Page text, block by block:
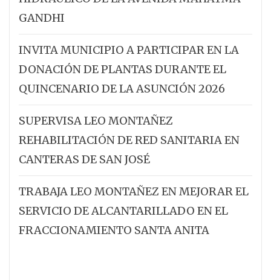
GANDHI
INVITA MUNICIPIO A PARTICIPAR EN LA
DONACIÓN DE PLANTAS DURANTE EL
QUINCENARIO DE LA ASUNCIÓN 2026
SUPERVISA LEO MONTAÑEZ
REHABILITACIÓN DE RED SANITARIA EN
CANTERAS DE SAN JOSÉ
TRABAJA LEO MONTAÑEZ EN MEJORAR EL
SERVICIO DE ALCANTARILLADO EN EL
FRACCIONAMIENTO SANTA ANITA